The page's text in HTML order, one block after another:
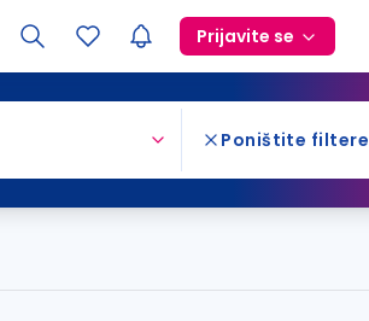
Prijavite se
Poništite filtere